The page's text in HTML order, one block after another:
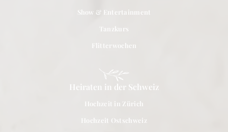
Show & Entertainment
Tanzkurs
Flitterwochen
Heiraten in der Schweiz
Hochzeit in Zürich
Hochzeit Ostschweiz